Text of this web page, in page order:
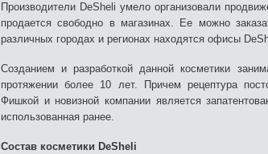
Производители DeSheli умело организовали
продается свободно в магазинах. Ее можно
различных городах и регионах находятся офисы
Созданием и разработкой данной косметики
протяжении более 10 лет. Причем рецептура
Фишкой и новизной компании является
использованная ранее.
Состав косметики DeSheli